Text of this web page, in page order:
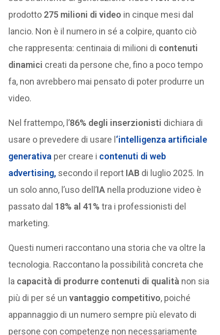
prodotto 275 milioni di video in cinque mesi dal
lancio. Non è il numero in sé a colpire, quanto ciò
che rappresenta: centinaia di milioni di contenuti
dinamici creati da persone che, fino a poco tempo
fa, non avrebbero mai pensato di poter produrre un
video.
Nel frattempo, l’86% degli inserzionisti dichiara di
usare o prevedere di usare l‘intelligenza artificiale
generativa per creare i contenuti diweb
advertising, secondo il report IAB di luglio 2025. In
un solo anno, l’uso dell’IA nella produzione video è
passato dal 18% al 41% tra i professionisti del
marketing.
Questi numeri raccontano una storia che va oltre la
tecnologia. Raccontano la possibilità concreta che
la capacità di produrre contenuti di qualità non sia
più di per sé unvantaggio competitivo, poiché
appannaggio di un numero sempre più elevato di
persone con competenze non necessariamente